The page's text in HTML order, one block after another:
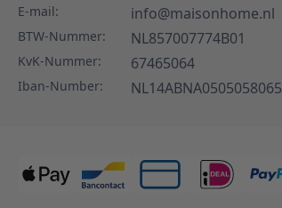
E-mail: info@maisonhome.nl
BTW-Nummer: NL857007774B01
KvK-Nummer: 67465064
Iban-Number: NL14ABNA0505058065